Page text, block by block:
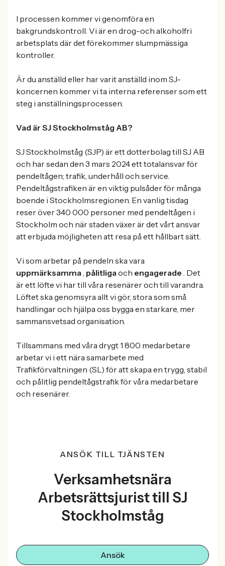
I processen kommer vi genomföra en
bakgrundskontroll. Vi är en drog-och alkoholfri
arbetsplats där det förekommer slumpmässiga
kontroller.
Är du anställd eller har varit anställd inom SJ-
koncernen kommer vi ta interna referenser som ett
steg i anställningsprocessen.
Vad är SJ Stockholmståg AB?
SJ Stockholmståg (SJP) är ett dotterbolag till SJ AB
och har sedan den 3 mars 2024 ett totalansvar för
pendeltågen; trafik, underhåll och service.
Pendeltågstrafiken är en viktig pulsåder för många
boende i Stockholmsregionen. En vanlig tisdag
reser över 340 000 personer med pendeltågen i
Stockholm och när staden växer är det vårt ansvar
att erbjuda möjligheten att resa på ett hållbart sätt.
Vi som arbetar på pendeln ska vara
uppmärksamma, pålitligaoch engagerade . Det
är ett löfte vi har till våra resenärer och till varandra.
Löftet ska genomsyra allt vi gör, stora som små
handlingar och hjälpa oss bygga en starkare, mer
sammansvetsad organisation.
Tillsammans med våra drygt 1 800 medarbetare
arbetar vi i ett nära samarbete med
Trafikförvaltningen (SL) för att skapa en trygg, stabil
och pålitlig pendeltågstrafik för våra medarbetare
och resenärer.
ANSÖK TILL TJÄNSTEN
Verksamhetsnära
Arbetsrättsjurist till SJ
Stockholmståg
Ansök